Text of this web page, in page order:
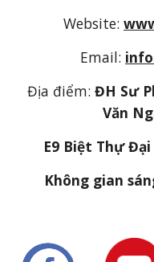
Website:
Email:
Địa điểm: ĐH Sư
Văn
E9 Biệt Thự
Không gian